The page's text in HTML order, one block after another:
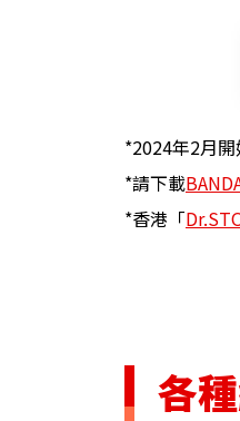
*2024年2月
*請下載
*香港「
各